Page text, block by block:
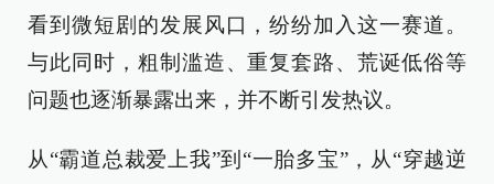
看到微短剧的发展风口，纷纷加入这一赛道。
与此同时，粗制滥造、重复套路、荒诞低俗等
问题也逐渐暴露出来，并不断引发热议。
从“霸道总裁爱上我”到“一胎多宝”，从“穿越逆